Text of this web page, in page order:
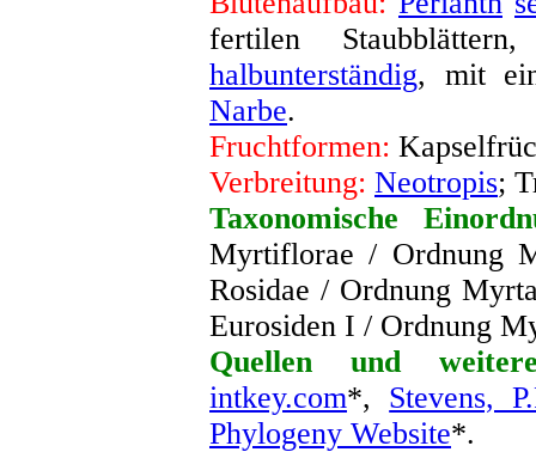
fertilen
halbunterständig, mit
Narbe.
Fruchtformen:
Verbreitung: Neotropis;
Taxonomische
Myrtiflorae / Ordnung
Rosidae / Ordnung
Eurosiden I / Ordnung
Quellen und
intkey.com*, Stevens,
Phylogeny Website*.